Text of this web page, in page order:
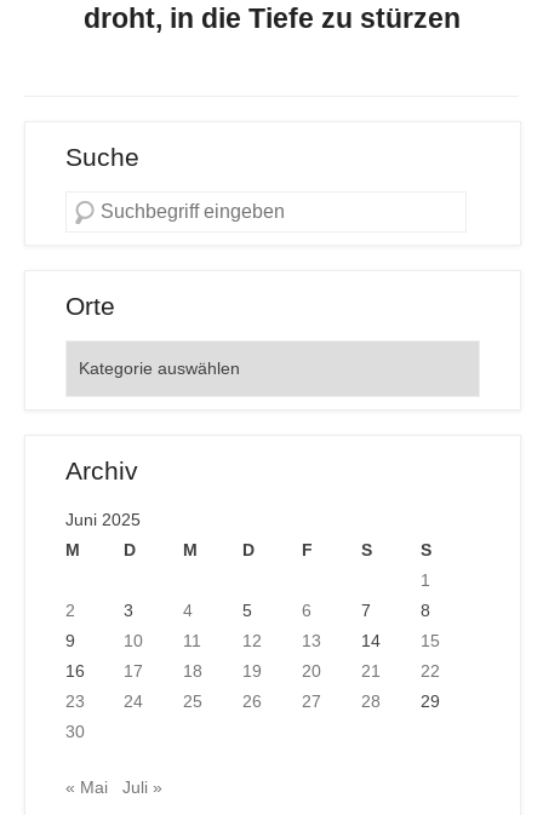
droht, in die Tiefe zu stürzen
Suche
Orte
Archiv
Juni 2025
M
D M D F S
S
1
2
3 4 5 6 7
8
9
10 11 12 13 14
15
16
17 18 19 20 21
22
23
24 25 26 27 28
29
30
« Mai Juli »